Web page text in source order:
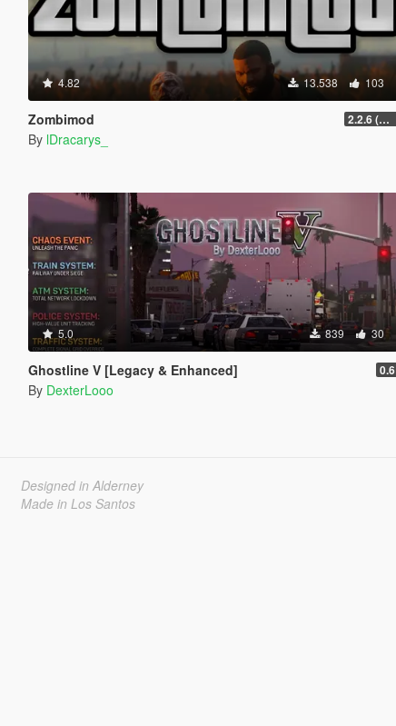
4.82 13.538 103
Zombimod 2.2.6 (Legacy)
By lDracarys_
5.0 839 30
Ghostline V [Legacy & Enhanced] 0.6
By DexterLooo
Designed in Alderney
Made in Los Santos